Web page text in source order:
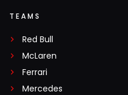
TEAMS
Red Bull
McLaren
Ferrari
Mercedes